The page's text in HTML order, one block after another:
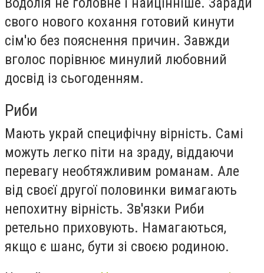
свого нового кохання готовий кинути
сім'ю без пояснення причин. Завжди
вголос порівнює минулий любовний
досвід із сьогоденням.
Риби
Мають украй специфічну вірність. Самі
можуть легко піти на зраду, віддаючи
перевагу необтяжливим романам. Але
від своєї другої половинки вимагають
непохитну вірність. Зв'язки Риби
ретельно приховують. Намагаються,
якщо є шанс, бути зі своєю родиною.